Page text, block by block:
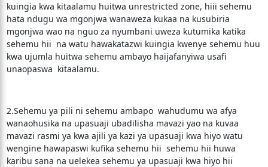
kuingia kwa kitaalamu huitwa unrestricted zone, hiii sehemu
hata ndugu wa mgonjwa wanaweza kukaa na kusubiria
mgonjwa wao na nguo za nyumbani uweza kutumika katika
sehemu hii na watu hawakatazwi kuingia kwenye sehemu huu
kwa ujumla huitwa sehemu ambayo haijafanyiwa usafi
unaopaswa kitaalamu.
2.Sehemu ya pili ni sehemu ambapo wahudumu wa afya
wanaohusika na upasuaji ubadilisha mavazi yao na kuvaa
mavazi rasmi ya kwa ajili ya kazi ya upasuaji kwa hiyo watu
wengine hawapaswi kufika sehemu hii sehemu hii huwa
karibu sana na uelekea sehemu ya upasuaji kwa hiyo hii